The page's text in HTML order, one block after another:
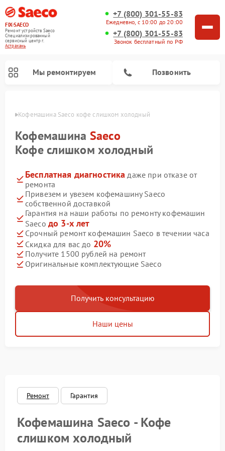
FIX-SAECO
Ремонт устройств Saeco
Специализированный
cервисный центр г.
Астрахань
+7 (800) 301-55-83
Ежедневно, с 10:00 до 20:00
+7 (800) 301-55-83
Звонок бесплатный по РФ
Мы ремонтируем Позвонить
Кофемашина Saeco кофе слишком холодный
Кофемашина Saeco
Кофе слишком холодный
Бесплатная диагностика даже при отказе от
ремонта
Привезем и увезем кофемашину Saeco
собственной доставкой
Гарантия на наши работы по ремонту кофемашин
Saeco до 3-х лет
Срочный ремонт кофемашин Saeco в течении часа
Скидка для вас до 20%
Получите 1500 рублей на ремонт
Оригинальные комплектующие Saeco
Получить консультацию
Наши цены
Ремонт Гарантия
Кофемашина Saeco - Кофе
слишком холодный